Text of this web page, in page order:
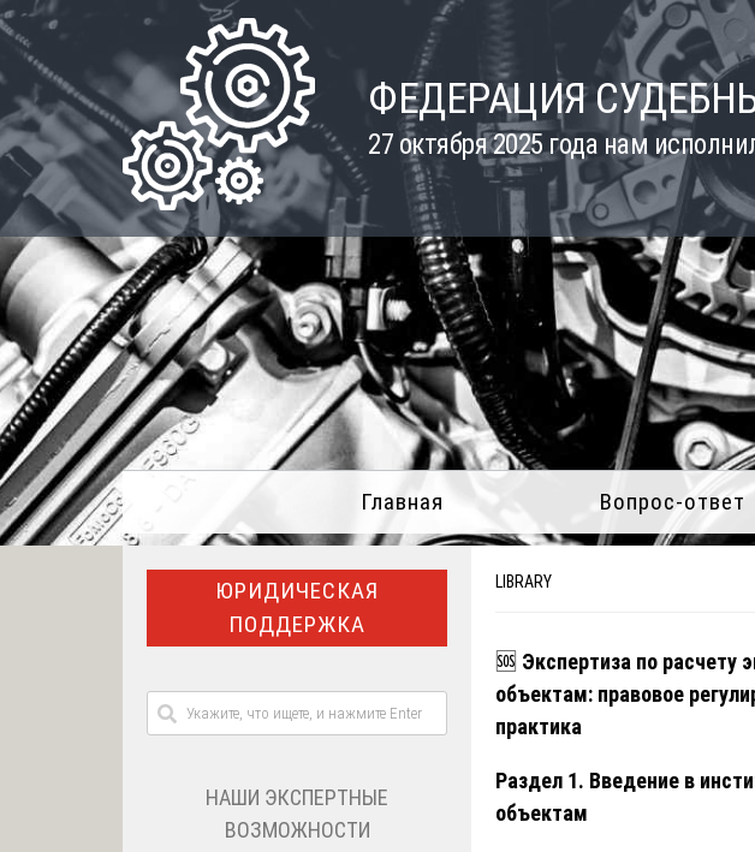
Skip
content
ФЕДЕРАЦИЯ
27 октября 2025 года нам
Главная Вопрос-ответ
LIBRARY
🆘 Экспертиза по расчету
объектам: правовое
практика
Раздел 1. Введение в
объектам
ЮРИДИЧЕСКАЯ
ПОДДЕРЖКА
НАШИ ЭКСПЕРТНЫЕ
ВОЗМОЖНОСТИ